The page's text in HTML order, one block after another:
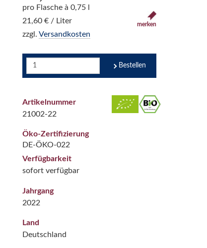
pro Flasche à 0,75 l
21,60 € / Liter
zzgl. Versandkosten
merken
Bestellen
Artikelnummer
21002-22
Öko-Zertifizierung
DE-ÖKO-022
Verfügbarkeit
sofort verfügbar
Jahrgang
2022
Land
Deutschland